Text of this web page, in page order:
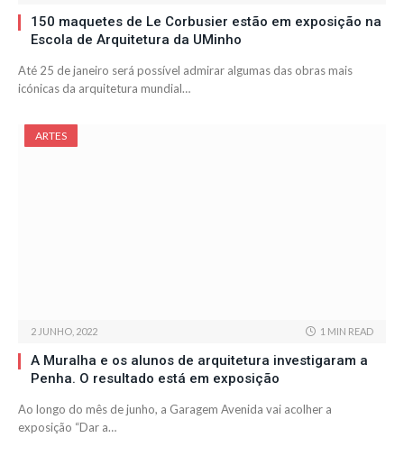
150 maquetes de Le Corbusier estão em exposição na
Escola de Arquitetura da UMinho
Até 25 de janeiro será possível admirar algumas das obras mais
icónicas da arquitetura mundial…
ARTES
2 JUNHO, 2022 1 MIN READ
A Muralha e os alunos de arquitetura investigaram a
Penha. O resultado está em exposição
Ao longo do mês de junho, a Garagem Avenida vai acolher a
exposição “Dar a…